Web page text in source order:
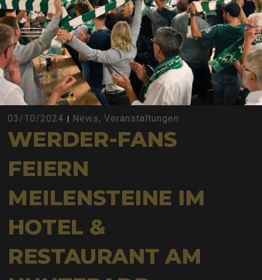
03/10/2024 News,Veranstaltungen
WERDER-FANS
FEIERN
MEILENSTEINE IM
HOTEL &
RESTAURANT AM